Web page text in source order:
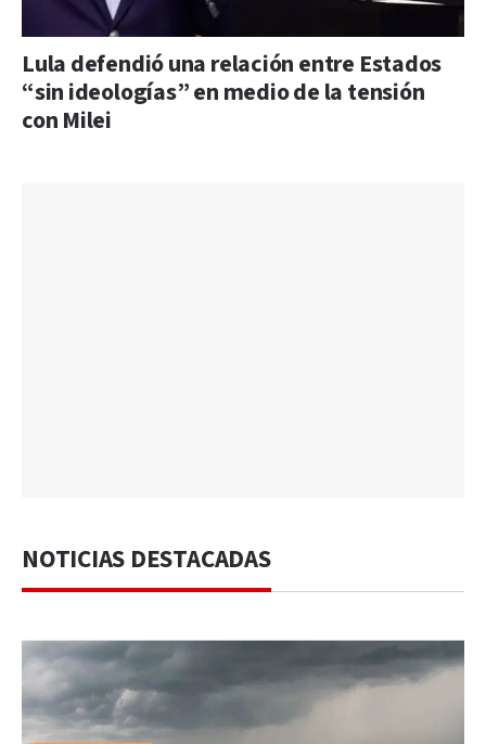
Lula defendió una relación entre Estados
“sin ideologías” en medio de la tensión
con Milei
NOTICIAS DESTACADAS